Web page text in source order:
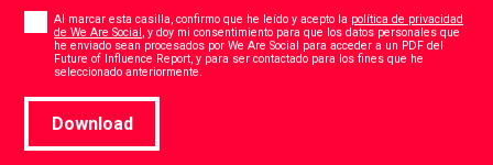
* Al marcar esta casilla, confirmo que he leído y acepto la política de privacidad
de We Are Social , y doy mi consentimiento para que los datos personales que
he enviado sean procesados por We Are Social para acceder a un PDF del
Future of Influence Report, y para ser contactado para los fines que he
seleccionado anteriormente.
Download